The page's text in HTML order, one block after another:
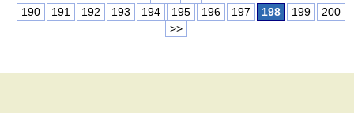
190
191 192 193 194 195 196 197 198 199
200
>>